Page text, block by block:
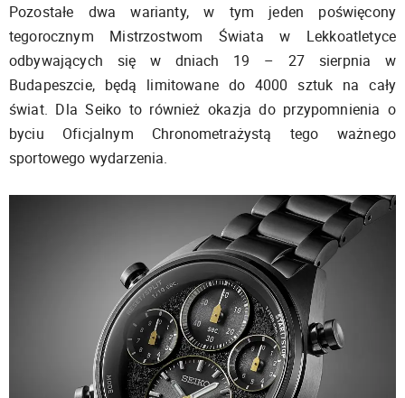
Pozostałe dwa warianty, w tym jeden poświęcony
tegorocznym Mistrzostwom Świata w Lekkoatletyce
odbywających się w dniach 19 – 27 sierpnia w
Budapeszcie, będą limitowane do 4000 sztuk na cały
świat. Dla Seiko to również okazja do przypomnienia o
byciu Oficjalnym Chronometrażystą tego ważnego
sportowego wydarzenia.